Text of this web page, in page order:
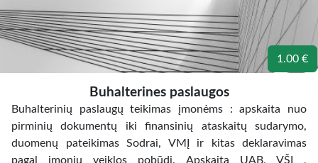
1.00 €
Buhalterines paslaugos
Buhalterinių paslaugų teikimas įmonėms : apskaita nuo
pirminių dokumentų iki finansinių ataskaitų sudarymo,
duomenų pateikimas Sodrai, VMĮ ir kitas deklaravimas
pagal įmonių veiklos pobūdį. Apskaita UAB, VŠĮ ,